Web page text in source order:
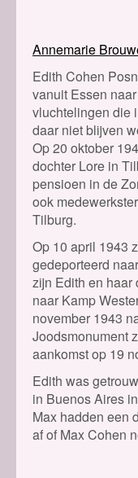
Annemarie
Edith Cohen
vanuit Essen
vluchtelingen die
daar niet blijven
Op 20 oktober
dochter Lore in
pensioen in de
ook
Tilburg.
Op 10 april 1943
gedeporteerd
zijn Edith en haar
naar Kamp
november 1943
Joodsmonument
aankomst op 19
Edith was
in Buenos Aires
Max hadden een
af of Max Cohen